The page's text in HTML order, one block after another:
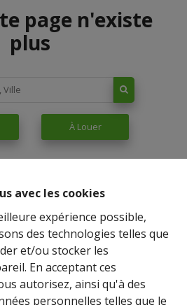
avec les cookies
expérience possible,
des technologies telles que
et/ou stocker les
En acceptant ces
autorisez, ainsi qu'à des
personnelles telles que le
page n'existe
plus
À Louer